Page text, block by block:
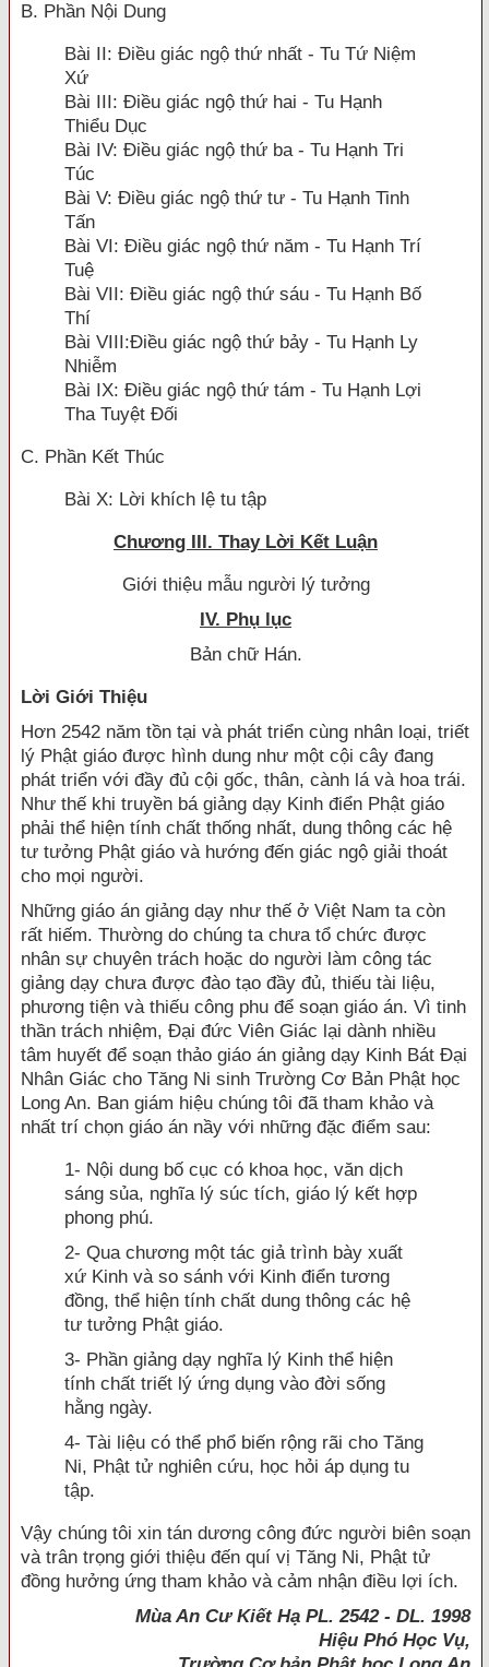
B. Phần Nội Dung
Bài II: Ðiều giác ngộ thứ nhất - Tu Tứ Niệm
Xứ
Bài III: Ðiều giác ngộ thứ hai - Tu Hạnh
Thiểu Dục
Bài IV: Ðiều giác ngộ thứ ba - Tu Hạnh Tri
Túc
Bài V: Ðiều giác ngộ thứ tư - Tu Hạnh Tinh
Tấn
Bài VI: Ðiều giác ngộ thứ năm - Tu Hạnh Trí
Tuệ
Bài VII: Ðiều giác ngộ thứ sáu - Tu Hạnh Bố
Thí
Bài VIII:Ðiều giác ngộ thứ bảy - Tu Hạnh Ly
Nhiễm
Bài IX: Ðiều giác ngộ thứ tám - Tu Hạnh Lợi
Tha Tuyệt Ðối
C. Phần Kết Thúc
Bài X: Lời khích lệ tu tập
Chương III. Thay Lời Kết Luận
Giới thiệu mẫu người lý tưởng
IV. Phụ lục
Bản chữ Hán.
Lời Giới Thiệu
Hơn 2542 năm tồn tại và phát triển cùng nhân loại, triết
lý Phật giáo được hình dung như một cội cây đang
phát triển với đầy đủ cội gốc, thân, cành lá và hoa trái.
Như thế khi truyền bá giảng dạy Kinh điển Phật giáo
phải thể hiện tính chất thống nhất, dung thông các hệ
tư tưởng Phật giáo và hướng đến giác ngộ giải thoát
cho mọi người.
Những giáo án giảng dạy như thế ở Việt Nam ta còn
rất hiếm. Thường do chúng ta chưa tổ chức được
nhân sự chuyên trách hoặc do người làm công tác
giảng dạy chưa được đào tạo đầy đủ, thiếu tài liệu,
phương tiện và thiếu công phu để soạn giáo án. Vì tinh
thần trách nhiệm, Ðại đức Viên Giác lại dành nhiều
tâm huyết để soạn thảo giáo án giảng dạy Kinh Bát Ðại
Nhân Giác cho Tăng Ni sinh Trường Cơ Bản Phật học
Long An. Ban giám hiệu chúng tôi đã tham khảo và
nhất trí chọn giáo án nầy với những đặc điểm sau:
1- Nội dung bố cục có khoa học, văn dịch
sáng sủa, nghĩa lý súc tích, giáo lý kết hợp
phong phú.
2- Qua chương một tác giả trình bày xuất
xứ Kinh và so sánh với Kinh điển tương
đồng, thể hiện tính chất dung thông các hệ
tư tưởng Phật giáo.
3- Phần giảng dạy nghĩa lý Kinh thể hiện
tính chất triết lý ứng dụng vào đời sống
hằng ngày.
4- Tài liệu có thể phổ biến rộng rãi cho Tăng
Ni, Phật tử nghiên cứu, học hỏi áp dụng tu
tập.
Vậy chúng tôi xin tán dương công đức người biên soạn
và trân trọng giới thiệu đến quí vị Tăng Ni, Phật tử
đồng hưởng ứng tham khảo và cảm nhận điều lợi ích.
Mùa An Cư Kiết Hạ PL. 2542 - DL. 1998
Hiệu Phó Học Vụ,